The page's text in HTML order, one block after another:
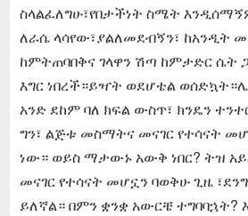
ስላልፈለግሁ፣የበታችነት ስሜት
ለራሴ ላሳየው፣ያልለመደብኝን፣ ከአንዲት
ከምትጠባበቅና ገላዋን ሽጣ ከምታድር ሴት
እግር ነበረች።ይዣት ወደሆቴል
አንድ ደከም ባለ ክፍል ውስጥ፣ ክንዴን
ግን፣ ልጅቱ መስማትና መናገር የተሳናት
ነው። ወይስ ማታውኑ አውቅ ነበር? ትዝ
መናገር የተሳናት መሆኗን ባወቅሁ ጊዜ
ይለኛል። በምን ቋንቋ አውርቼ